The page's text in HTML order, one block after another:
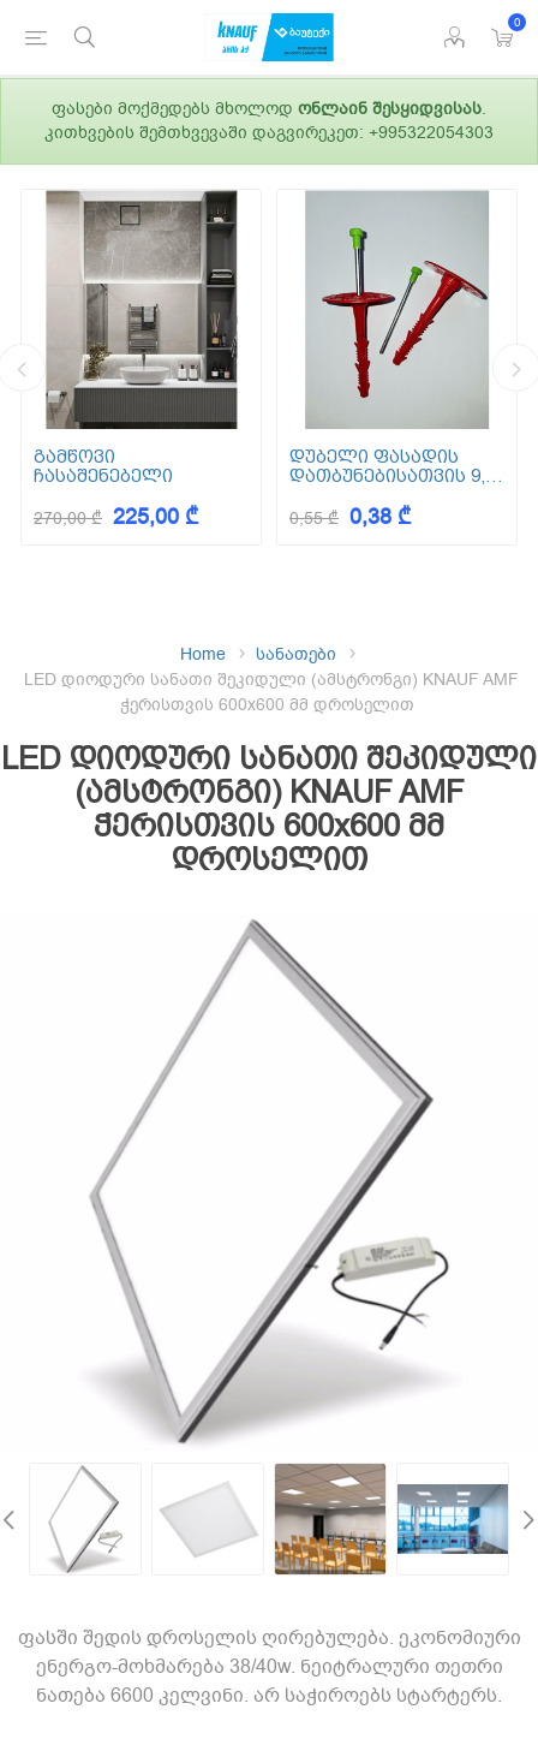
0
ფასები მოქმედებს მხოლოდ ონლაინ შესყიდვისას.
კითხვების შემთხვევაში დაგვირეკეთ: +995322054303
გამწოვი
ჩასაშენებელი
270,00 ₾ 225,00 ₾
დუბელი ფასადის
დათბუნებისათვის 9,5
0,55 ₾ 0,38 ₾
Home
სანათები
LED დიოდური სანათი შეკიდული (ამსტრონგი) KNAUF AMF
ჭერისთვის 600x600 მმ დროსელით
LED დიოდური სანათი შეკიდული
(ამსტრონგი) KNAUF AMF
ჭერისთვის 600x600 მმ
დროსელით
ფასში შედის დროსელის ღირებულება. ეკონომიური
ენერგო-მოხმარება 38/40w. ნეიტრალური თეთრი
ნათება 6600 კელვინი. არ საჭიროებს სტარტერს.